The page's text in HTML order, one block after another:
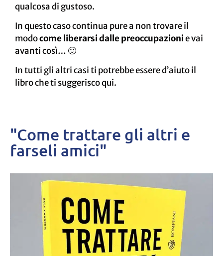
qualcosa di gustoso.
In questo caso continua pure a non trovare il
modocome liberarsi dalle preoccupazionie vai
avanti così… 🙂
In tutti gli altri casi ti potrebbe essere d’aiuto il
libro che ti suggerisco qui.
"Come trattare gli altri e
farseli amici"